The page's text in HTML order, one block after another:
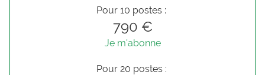
Pour 10 postes :
790 €
Je m'abonne
Pour 20 postes :